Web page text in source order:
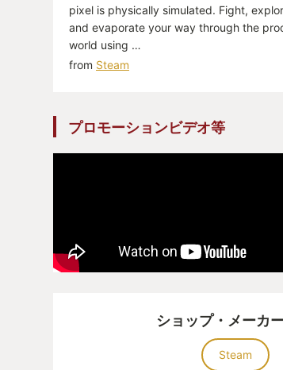
pixel is physically simulated. Fight,
and evaporate your way through the
world using …
from Steam
プロモーションビデオ等
ショップ・メーカ
Steam